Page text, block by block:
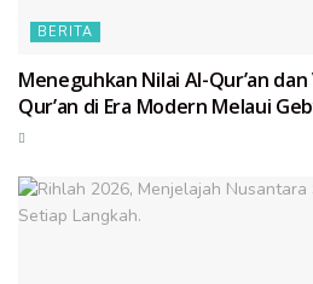
BERITA
Meneguhkan Nilai Al-Qur’an dan
Qur’an di Era Modern Melaui